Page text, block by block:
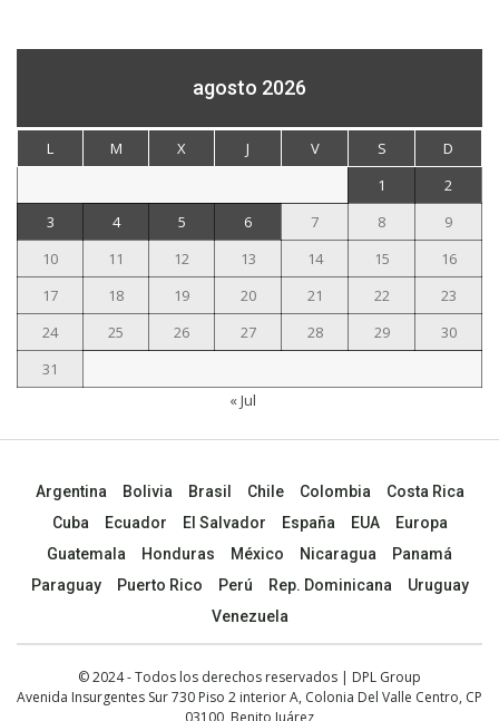
agosto 2026
L M X J V S
D
1
2
3
4 5 6 7 8
9
10
11 12 13 14 15
16
17
18 19 20 21 22
23
24
25 26 27 28 29
30
31
« Jul
Argentina Bolivia Brasil Chile Colombia
Costa Rica
Cuba
Ecuador El Salvador España EUA
Europa
Guatemala
Honduras México Nicaragua
Panamá
Paraguay
Puerto Rico Perú Rep. Dominicana
Uruguay
Venezuela
© 2024 - Todos los derechos reservados | DPL Group
Avenida Insurgentes Sur 730 Piso 2 interior A, Colonia Del Valle Centro, CP